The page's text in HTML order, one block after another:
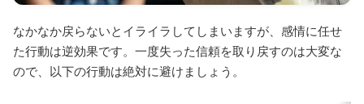
なかなか戻らないとイライラしてしまいますが、感情に任せ
た行動は逆効果です。一度失った信頼を取り戻すのは大変な
ので、以下の行動は絶対に避けましょう。